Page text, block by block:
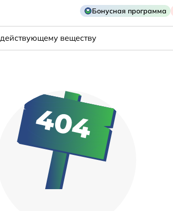
Бонусная программа
названию препарата
действующему веществу
производителю